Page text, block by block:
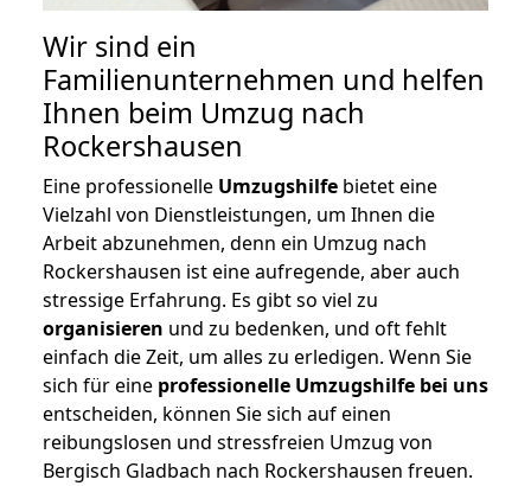
Wir sind ein
Familienunternehmen und helfen
Ihnen beim Umzug nach
Rockershausen
Eine professionelle Umzugshilfe bietet eine
Vielzahl von Dienstleistungen, um Ihnen die
Arbeit abzunehmen, denn ein Umzug nach
Rockershausen ist eine aufregende, aber auch
stressige Erfahrung. Es gibt so viel zu
organisieren und zu bedenken, und oft fehlt
einfach die Zeit, um alles zu erledigen. Wenn Sie
sich für eine professionelle Umzugshilfe bei uns
entscheiden, können Sie sich auf einen
reibungslosen und stressfreien Umzug von
Bergisch Gladbach nach Rockershausen freuen.